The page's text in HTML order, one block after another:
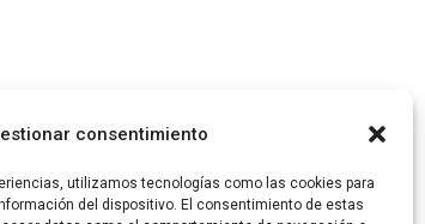
consentimiento
utilizamos tecnologías como las cookies para
del dispositivo. El consentimiento de estas